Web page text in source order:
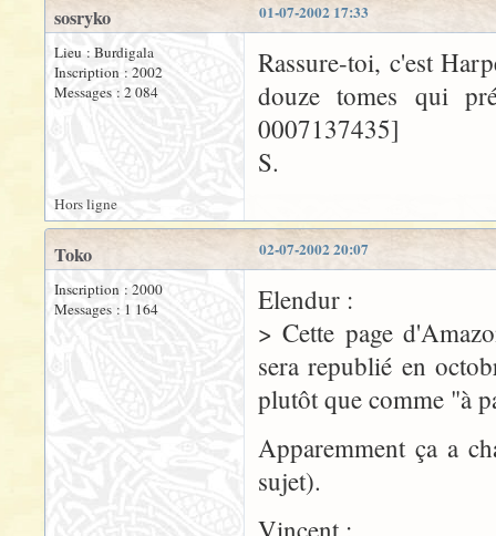
01-07-2002 17:33
sosryko
Lieu : Burdigala
Inscription : 2002
Messages : 2 084
Rassure-toi, c'est
douze tomes qui
0007137435]
S.
Hors ligne
02-07-2002 20:07
Toko
Inscription : 2000
Messages : 1 164
Elendur :
> Cette page
sera republié en
plutôt que comme "à
Apparemment ça a
sujet).
Vincent :